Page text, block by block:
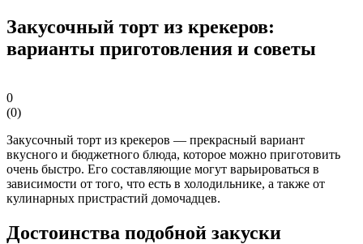
Закусочный торт из крекеров:
варианты приготовления и советы
0
(0)
Закусочный торт из крекеров — прекрасный вариант
вкусного и бюджетного блюда, которое можно приготовить
очень быстро. Его составляющие могут варьироваться в
зависимости от того, что есть в холодильнике, а также от
кулинарных пристрастий домочадцев.
Достоинства подобной закуски